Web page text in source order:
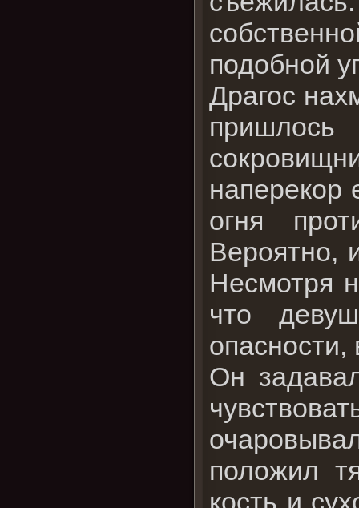
подобной
Драгос
наперекор
огня
Вероятно,
Несмотря
что
опасности,
Он
положил
кость и